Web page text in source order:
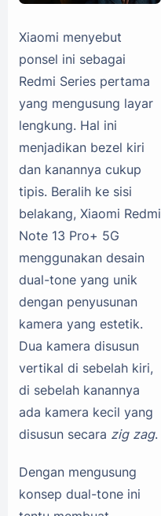
Xiaomi menyebut
ponsel ini sebagai
Redmi Series pertama
yang mengusung layar
lengkung. Hal ini
menjadikan bezel kiri
dan kanannya cukup
tipis. Beralih ke sisi
belakang, Xiaomi Redmi
Note 13 Pro+ 5G
menggunakan desain
dual-tone yang unik
dengan penyusunan
kamera yang estetik.
Dua kamera disusun
vertikal di sebelah kiri,
di sebelah kanannya
ada kamera kecil yang
disusun secara zig zag.
Dengan mengusung
konsep dual-tone ini